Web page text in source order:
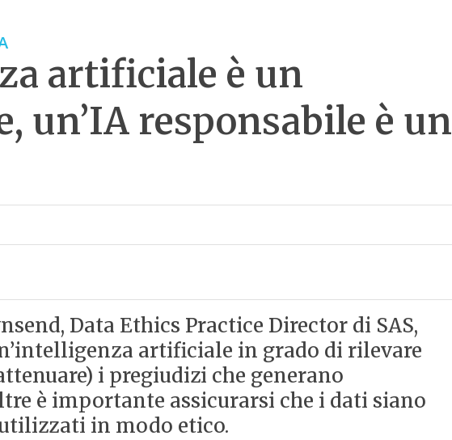
artificiale è un
un’IA responsabile è un
Data Ethics Practice Director di SAS,
artificiale in grado di rilevare
i pregiudizi che generano
è importante assicurarsi che i dati siano
in modo etico.